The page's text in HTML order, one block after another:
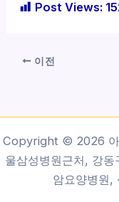
Post Views:
이전
Copyright © 2026 아
울삼성병원근처, 강
암요양병원,